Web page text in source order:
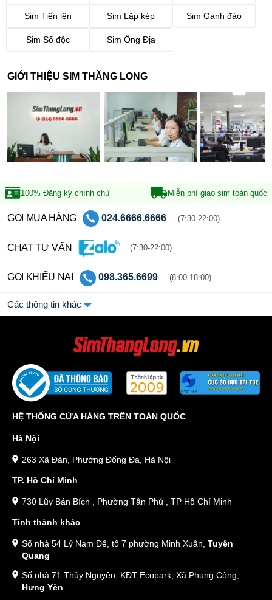
Sim Tiến lên Sim Lặp kép Sim Gánh đảo
Sim Số độc Sim Ông Địa
GIỚI THIỆU SIM THĂNG LONG
100% Đăng ký chính chủ Miễn phí giao sim toàn quốc
GỌI MUA HÀNG 024.6666.6666 (7:30-22:00)
CHAT TƯ VẤN (7:30-22:00)
GỌI KHIẾU NẠI 098.365.6699 (8:00-18:00)
Các thông tin khác
HỆ THỐNG CỬA HÀNG TRÊN TOÀN QUỐC
Hà Nội
263 Xã Đàn, Phường Đống Đa, Hà Nội
TP. Hồ Chí Minh
730 Lũy Bán Bích , Phường Tân Phú , TP Hồ Chí Minh
Tỉnh thành khác
Số nhà 54 Lý Nam Đế, tổ 7 phường Minh Xuân, Tuyên
Quang
Số nhà 71 Thủy Nguyên, KĐT Ecopark, Xã Phụng Công,
Hưng Yên